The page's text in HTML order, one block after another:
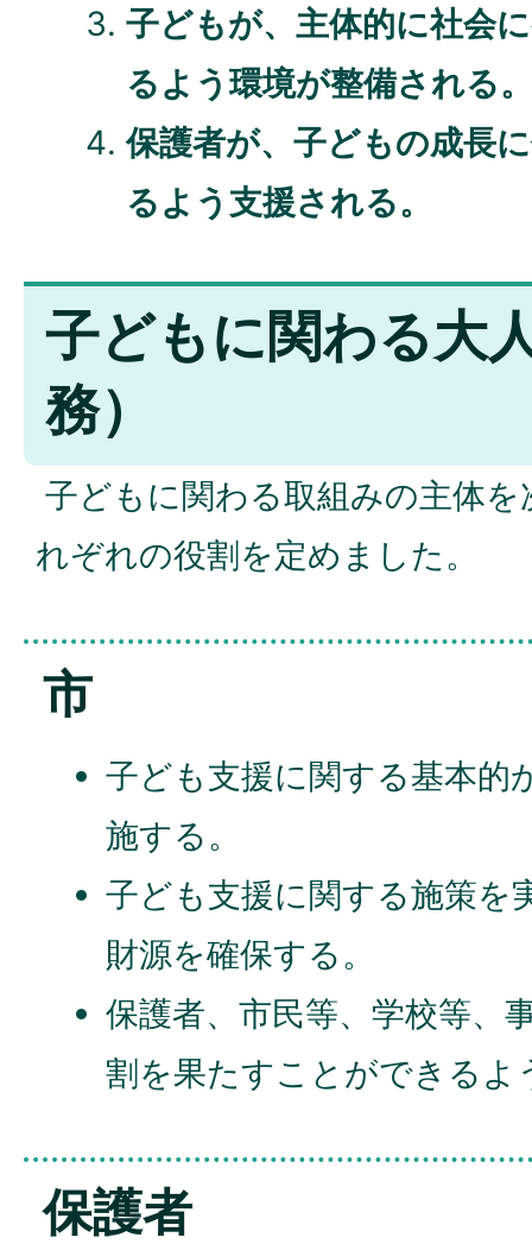
子どもが、主体的に社会
るよう環境が整備される。
保護者が、子どもの成長
るよう支援される。
子どもに関わる大
務）
子どもに関わる取組みの主体
れぞれの役割を定めました。
市
子ども支援に関する基本的
施する。
子ども支援に関する施策を
財源を確保する。
保護者、市民等、学校等、
割を果たすことができるよ
保護者